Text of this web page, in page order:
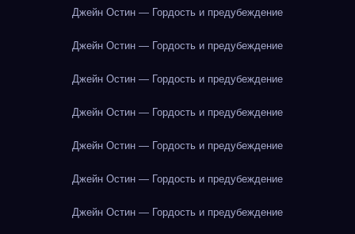
Джейн Остин — Гордость и предубеждение
Джейн Остин — Гордость и предубеждение
Джейн Остин — Гордость и предубеждение
Джейн Остин — Гордость и предубеждение
Джейн Остин — Гордость и предубеждение
Джейн Остин — Гордость и предубеждение
Джейн Остин — Гордость и предубеждение